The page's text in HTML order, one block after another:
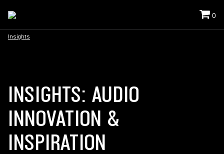
0
Insights
INSIGHTS: AUDIO
INNOVATION &
INSPIRATION